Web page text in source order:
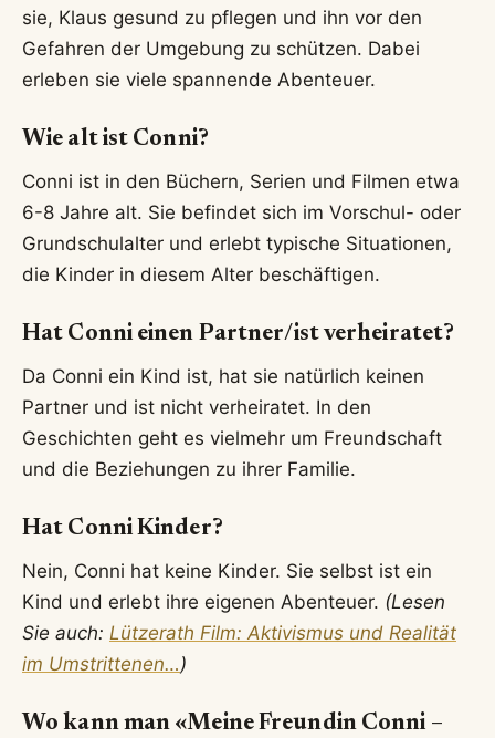
sie, Klaus gesund zu pflegen und ihn vor den
Gefahren der Umgebung zu schützen. Dabei
erleben sie viele spannende Abenteuer.
Wie alt ist Conni?
Conni ist in den Büchern, Serien und Filmen etwa
6-8 Jahre alt. Sie befindet sich im Vorschul- oder
Grundschulalter und erlebt typische Situationen,
die Kinder in diesem Alter beschäftigen.
Hat Conni einen Partner/ist verheiratet?
Da Conni ein Kind ist, hat sie natürlich keinen
Partner und ist nicht verheiratet. In den
Geschichten geht es vielmehr um Freundschaft
und die Beziehungen zu ihrer Familie.
Hat Conni Kinder?
Nein, Conni hat keine Kinder. Sie selbst ist ein
Kind und erlebt ihre eigenen Abenteuer. (Lesen
Sie auch: Lützerath Film: Aktivismus und Realität
im Umstrittenen…)
Wo kann man «Meine Freundin Conni –